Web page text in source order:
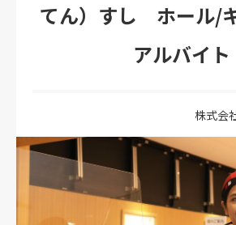
てん）すし ホール/
アルバイト
株式会